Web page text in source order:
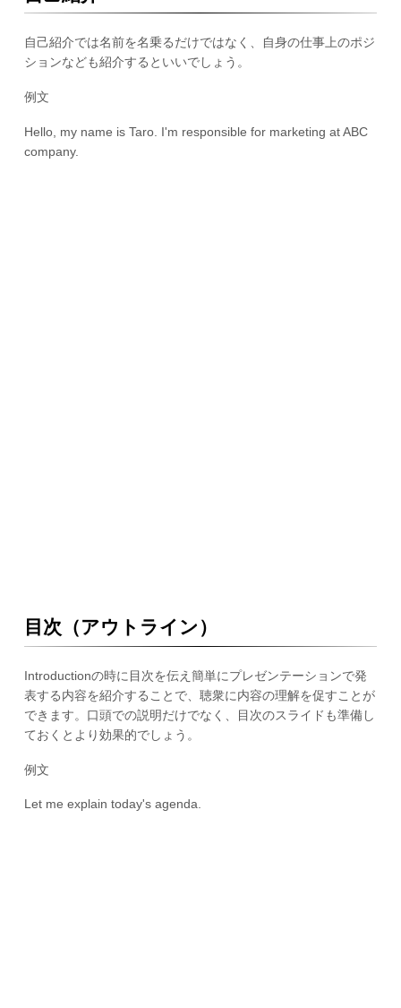
自己紹介では名前を名乗るだけではなく、自身の仕事上のポジ
ションなども紹介するといいでしょう。
例文
Hello, my name is Taro. I'm responsible for marketing at ABC
company.
目次（アウトライン）
Introductionの時に目次を伝え簡単にプレゼンテーションで発
表する内容を紹介することで、聴衆に内容の理解を促すことが
できます。口頭での説明だけでなく、目次のスライドも準備し
ておくとより効果的でしょう。
例文
Let me explain today's agenda.